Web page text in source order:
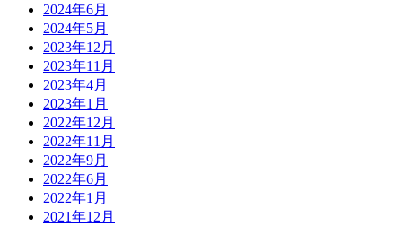
2024年6月
2024年5月
2023年12月
2023年11月
2023年4月
2023年1月
2022年12月
2022年11月
2022年9月
2022年6月
2022年1月
2021年12月